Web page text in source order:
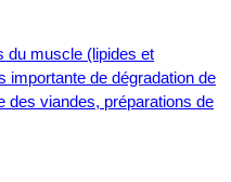
du muscle (lipides et
importante de dégradation de
des viandes, préparations de